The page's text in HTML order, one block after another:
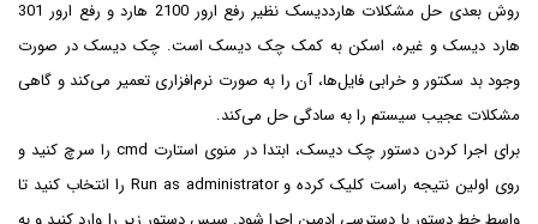
روش بعدی حل مشکلات هارددیسک نظیر رفع ارور 2100 هارد و رفع ارور 301
هارد دیسک و غیره، اسکن به کمک چک دیسک است. چک دیسک در صورت
وجود بد سکتور و خرابی فایل‌ها، آن را به صورت نرم‌افزاری تعمیر می‌کند و گاهی
مشکلات عجیب سیستم را به سادگی حل می‌کند.
برای اجرا کردن دستور چک دیسک، ابتدا در منوی استارت cmd را سرچ کنید و
روی اولین نتیجه راست کلیک کرده و Run as administrator را انتخاب کنید تا